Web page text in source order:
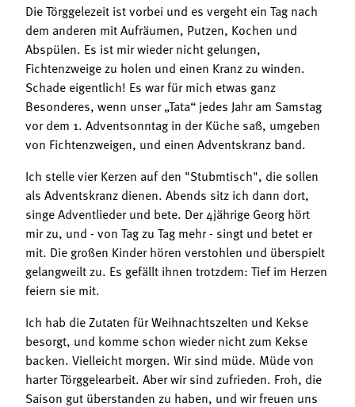
Die Törggelezeit ist vorbei und es vergeht ein Tag nach
dem anderen mit Aufräumen, Putzen, Kochen und
Abspülen. Es ist mir wieder nicht gelungen,
Fichtenzweige zu holen und einen Kranz zu winden.
Schade eigentlich! Es war für mich etwas ganz
Besonderes, wenn unser „Tata“ jedes Jahr am Samstag
vor dem 1. Adventsonntag in der Küche saß, umgeben
von Fichtenzweigen, und einen Adventskranz band.
Ich stelle vier Kerzen auf den "Stubmtisch", die sollen
als Adventskranz dienen. Abends sitz ich dann dort,
singe Adventlieder und bete. Der 4jährige Georg hört
mir zu, und - von Tag zu Tag mehr - singt und betet er
mit. Die großen Kinder hören verstohlen und überspielt
gelangweilt zu. Es gefällt ihnen trotzdem: Tief im Herzen
feiern sie mit.
Ich hab die Zutaten für Weihnachtszelten und Kekse
besorgt, und komme schon wieder nicht zum Kekse
backen. Vielleicht morgen. Wir sind müde. Müde von
harter Törggelearbeit. Aber wir sind zufrieden. Froh, die
Saison gut überstanden zu haben, und wir freuen uns